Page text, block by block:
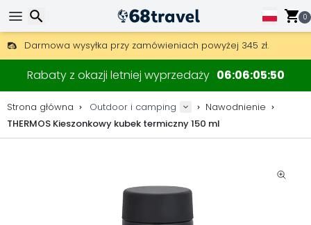
0
Darmowa wysyłka przy zamówieniach powyżej 345 zł.
30 dni na zwrot, 90 dni na drewniane mapy i dekoracje.
Najlepsze ceny na sprzęt outdoorowy i akcesoria.
Rabaty z okazji letniej wyprzedaży 06060550
Strona główna Outdoor i camping
Nawodnienie
THERMOS Kieszonkowy kubek termiczny 150 ml
Wyszukaj